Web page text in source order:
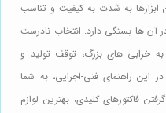
ابزارها به شدت به کیفیت و تناسب
آن ها بستگی دارد. انتخاب نادرست
خرابی های بزرگ، توقف تولید و
این راهنمای فنی-اجرایی، به شما
فاکتورهای کلیدی، بهترین لوازم